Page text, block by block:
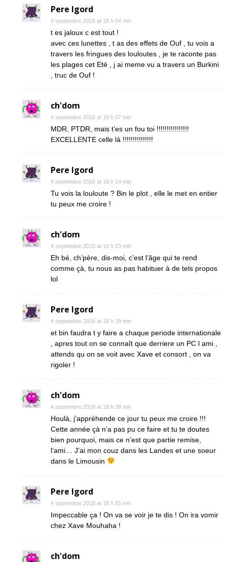
Pere Igord
4 septembre 2016 at 18 h 04 min
t es jaloux c est tout !
avec ces lunettes , t as des effets de Ouf , tu vois a
travers les fringues des louloutes , je te raconte pas
les plages cet Eté , j ai meme vu a travers un Burkini
, truc de Ouf !
ch'dom
4 septembre 2016 at 18 h 07 min
MDR, PTDR, mais t’es un fou toi !!!!!!!!!!!!!!!!
EXCELLENTE celle là !!!!!!!!!!!!!!!
Pere Igord
4 septembre 2016 at 18 h 14 min
Tu vois la louloute ? Bin le plot , elle le met en entier
tu peux me croire !
ch'dom
4 septembre 2016 at 18 h 23 min
Eh bé, ch’père, dis-moi, c’est l’âge qui te rend
comme çà, tu nous as pas habituer à de tels propos
lol
Pere Igord
4 septembre 2016 at 18 h 29 min
et bin faudra t y faire a chaque periode internationale
, apres tout on se connaît que derriere un PC l ami ,
attends qu on se voit avec Xave et consort , on va
rigoler !
ch'dom
4 septembre 2016 at 18 h 38 min
Houlà, j’appréhende ce jour tu peux me croire !!!
Cette année çà n’a pas pu ce faire et tu te doutes
bien pourquoi, mais ce n’est que partie remise,
l’ami… J’ai mon couz dans les Landes et une soeur
dans le Limousin
Pere Igord
4 septembre 2016 at 18 h 55 min
Impeccable ça ! On va se voir je te dis ! On ira vomir
chez Xave Mouhaha !
ch'dom